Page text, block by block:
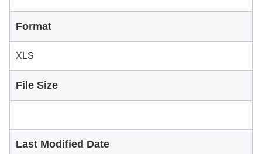
Format
XLS
File Size
Last Modified Date